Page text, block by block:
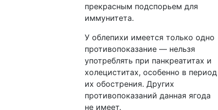
прекрасным подспорьем для
иммунитета.
У облепихи имеется только одно
противопоказание — нельзя
употреблять при панкреатитах и
холециститах, особенно в период
их обострения. Других
противопоказаний данная ягода
не имеет.